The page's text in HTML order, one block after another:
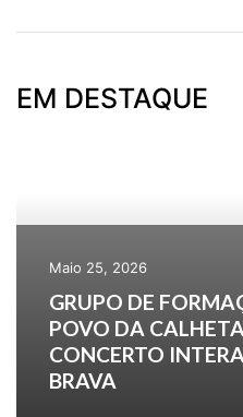
EM DESTAQUE
Maio 25, 2026
GRUPO DE
POVO DA
CONCERTO
BRAVA